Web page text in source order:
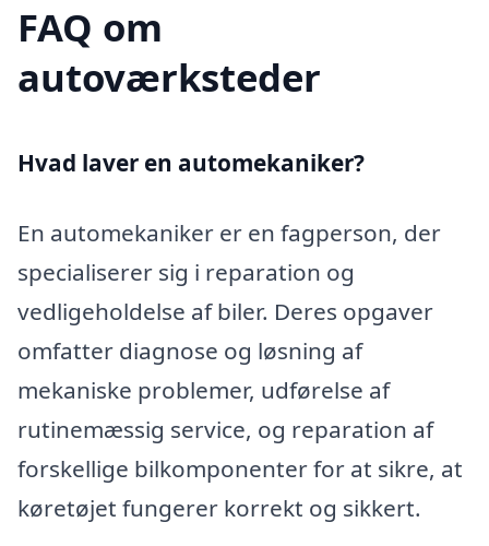
FAQ om
autoværksteder
Hvad laver en automekaniker?
En automekaniker er en fagperson, der
specialiserer sig i reparation og
vedligeholdelse af biler. Deres opgaver
omfatter diagnose og løsning af
mekaniske problemer, udførelse af
rutinemæssig service, og reparation af
forskellige bilkomponenter for at sikre, at
køretøjet fungerer korrekt og sikkert.